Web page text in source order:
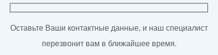
Оставьте Ваши контактные данные, и наш специалист
перезвонит вам в ближайшее время.